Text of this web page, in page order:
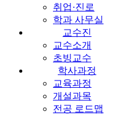
취업·진로
학과 사무실
교수진
교수소개
초빙교수
학사과정
교육과정
개설과목
전공 로드맵